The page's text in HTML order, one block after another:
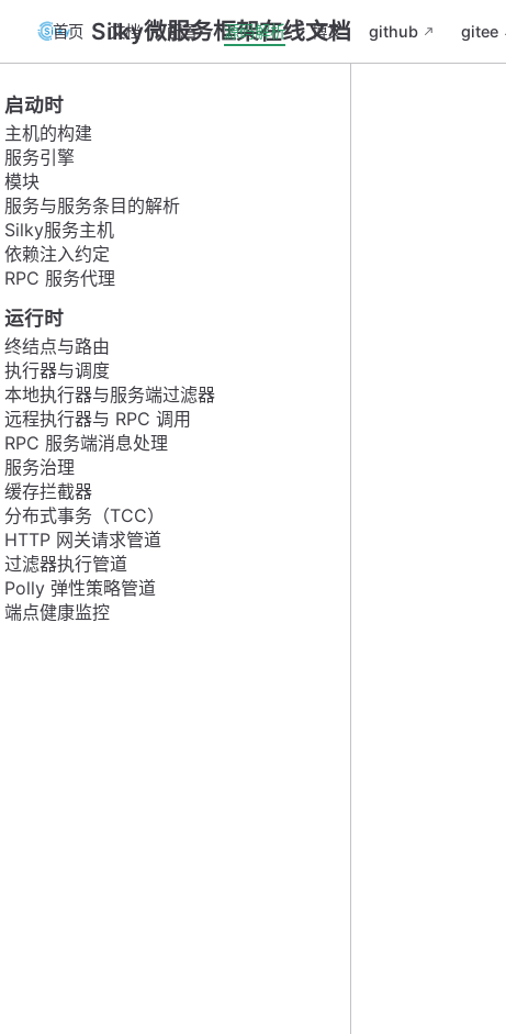
Silky微服务框架在线文档
首页 文档 配置 源码解析 博文 github gitee
启动时
主机的构建
服务引擎
模块
服务与服务条目的解析
Silky服务主机
依赖注入约定
RPC 服务代理
运行时
终结点与路由
执行器与调度
本地执行器与服务端过滤器
远程执行器与 RPC 调用
RPC 服务端消息处理
服务治理
缓存拦截器
分布式事务（TCC）
HTTP 网关请求管道
过滤器执行管道
Polly 弹性策略管道
端点健康监控